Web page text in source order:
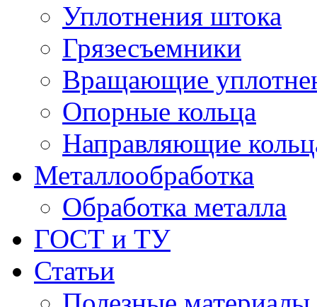
Уплотнения штока
Грязесъемники
Вращающие
Опорные кольца
Направляющие
Металлообработка
Обработка металла
ГОСТ и ТУ
Статьи